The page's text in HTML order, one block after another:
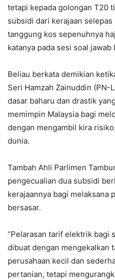
tetapi kepada golongan T20
subsidi dari kerajaan
tanggung kos sepenuhnya
katanya pada sesi soal
Beliau berkata demikian
Seri Hamzah Zainuddin (PN-
dasar baharu dan drastik
memimpin Malaysia bagi
dengan mengambil kira
dunia.
Tambah Ahli Parlimen
pengecualian dua subsidi
kerajaannya bagi melaksana
bersasar.
“Pelarasan tarif elektrik bagi
dibuat dengan mengekalkan
perusahaan kecil dan
pertanian, tetapi